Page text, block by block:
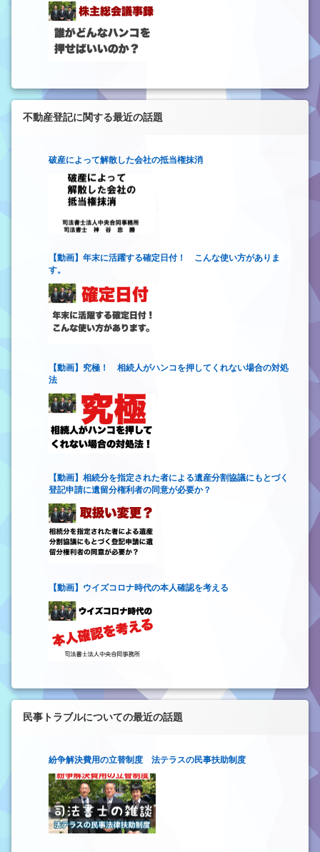
不動産登記に関する最近の話題
破産によって解散した会社の抵当権抹消
【動画】年末に活躍する確定日付！ こんな使い方がありま
す。
【動画】究極！ 相続人がハンコを押してくれない場合の対処
法
【動画】相続分を指定された者による遺産分割協議にもとづく
登記申請に遺留分権利者の同意が必要か？
【動画】ウイズコロナ時代の本人確認を考える
民事トラブルについての最近の話題
紛争解決費用の立替制度 法テラスの民事扶助制度